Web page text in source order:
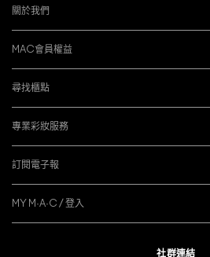
關於我們
MAC會員權益
尋找櫃點
專業彩妝服務
訂閱電子報
MY M·A·C / 登入
社群連結